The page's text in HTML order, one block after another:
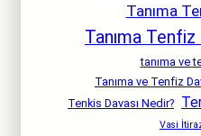
Tanıma
Tanıma Tenfiz
tanıma ve
Tanıma ve Tenfiz
Tenkis Davası Nedir?
Vasi